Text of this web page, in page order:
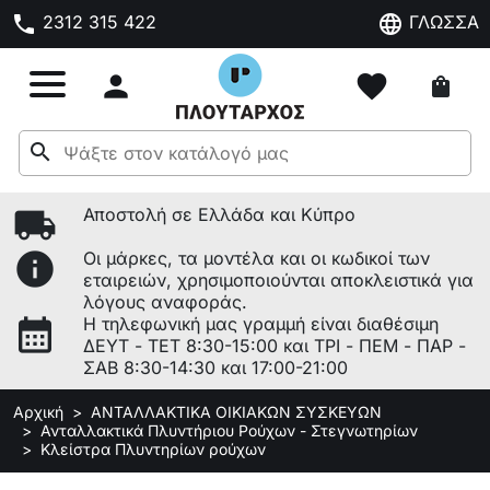
phone 2312 315 422 language ΓΛΩΣΣΑ
 favorite shopping_bag
search
local_shipping Αποστολή σε Ελλάδα και Κύπρο
info
Οι μάρκες, τα μοντέλα και οι κωδικοί των
εταιρειών, χρησιμοποιούνται αποκλειστικά για
λόγους αναφοράς.
calendar_month
Η τηλεφωνική μας γραμμή είναι διαθέσιμη
ΔΕΥΤ - ΤΕΤ 8:30-15:00 και ΤΡΙ - ΠΕΜ - ΠΑΡ -
ΣΑΒ 8:30-14:30 και 17:00-21:00
Αρχική
ΑΝΤΑΛΛΑΚΤΙΚΑ ΟΙΚΙΑΚΩΝ ΣΥΣΚΕΥΩΝ
Ανταλλακτικά Πλυντήριου Ρούχων - Στεγνωτηρίων
Κλείστρα Πλυντηρίων ρούχων